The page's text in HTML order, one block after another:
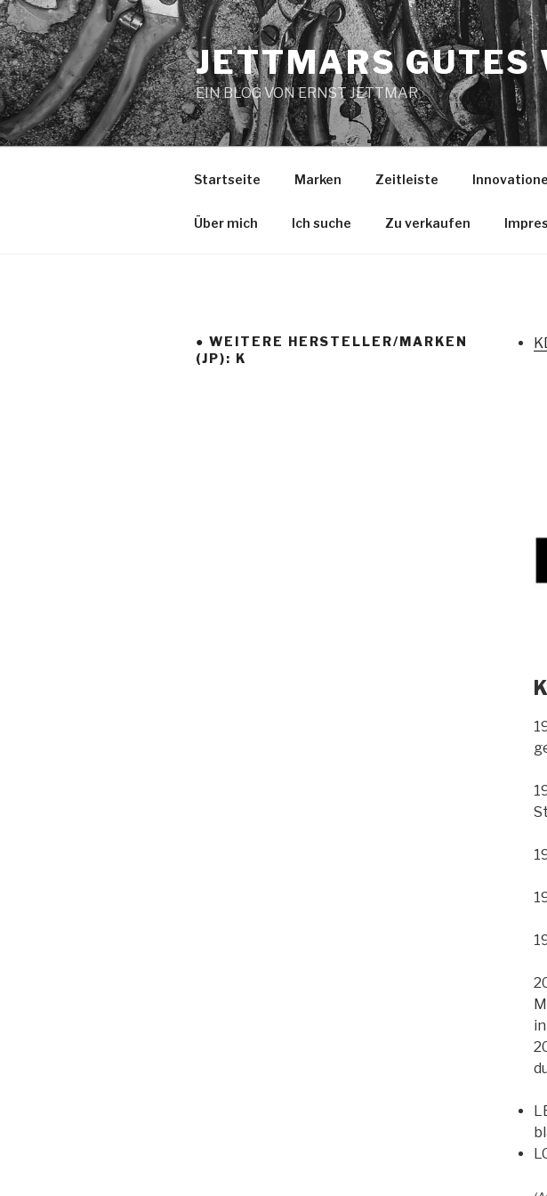
Zum
Inhalt
springen
JETTMARS GUTES
EIN BLOG VON ERNST JETTMAR
Startseite Marken Zeitleiste
Über mich Ich suche Zu verkaufen
● WEITERE HERSTELLER/MARKEN
(JP): K